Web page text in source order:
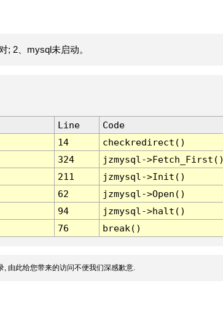
; 2、mysql未启动。
Line
Code
14
checkredirect()
324
jzmysql-
211
jzmysql->Init()
62
jzmysql->Open()
94
jzmysql->halt()
76 break()
由此给您带来的访问不便我们深感歉意.